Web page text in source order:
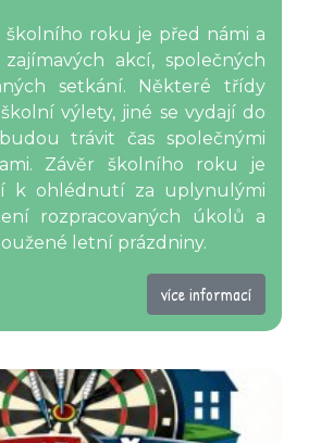
školního roku je před námi a
akcí, společných
setkání. Některé třídy
výlety, jiné se vydají do
trávit čas společnými
Závěr školního roku je
k ohlédnutí za uplynulými
rozpracovaných úkolů a
letní prázdniny.
více informací